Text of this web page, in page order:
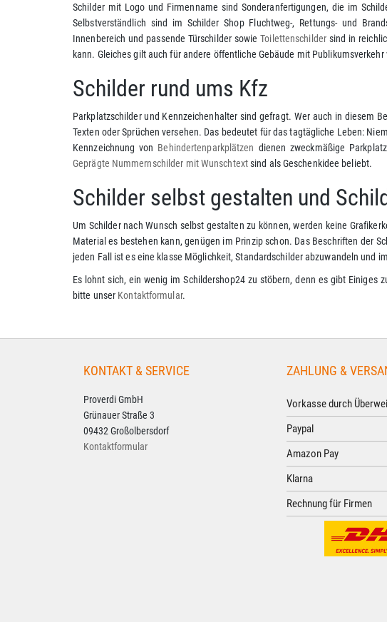
Schilder mit Logo und Firmenname sind Sonderanfertigungen, die im
Selbstverständlich sind im Schilder Shop Fluchtweg-, Rettungs- und
Innenbereich und passende Türschilder sowieToilettenschildersind in
kann. Gleiches gilt auch für andere öffentliche Gebäude mit
Schilder rund ums Kfz
Parkplatzschilder und Kennzeichenhalter sind gefragt. Wer auch in diesem
Texten oder Sprüchen versehen. Das bedeutet für das tagtägliche Leben:
Kennzeichnung von Behindertenparkplätzen dienen zweckmäßige
Geprägte Nummernschilder mit Wunschtextsind als Geschenkidee beliebt.
Schilder selbst gestalten und
Um Schilder nach Wunsch selbst gestalten zu können, werden keine
Material es bestehen kann, genügen im Prinzip schon. Das Beschriften der
jeden Fall ist es eine klasse Möglichkeit, Standardschilder abzuwandeln und
Es lohnt sich, ein wenig im Schildershop24 zu stöbern, denn es gibt
bitte unser Kontaktformular.
KONTAKT & SERVICE
Proverdi GmbH
Grünauer Straße 3
09432 Großolbersdorf
Kontaktformular
ZAHLUNG &
Vorkasse durch
Paypal
Amazon Pay
Klarna
Rechnung für Firmen